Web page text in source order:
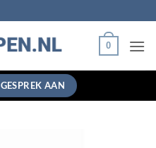
0
AAN